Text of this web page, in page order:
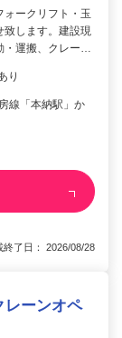
ォークリフト・玉
致します。建設現
・運搬、クレー…
り
線「本納駅」か
了日： 2026/08/28
レーンオペ